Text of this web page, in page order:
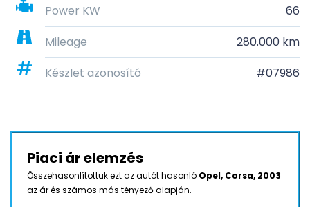
Power KW
66
Mileage
280.000 km
Készlet azonosító
#07986
Piaci ár elemzés
Összehasonlítottuk ezt az autót hasonló Opel, Corsa, 2003
az ár és számos más tényező alapján.